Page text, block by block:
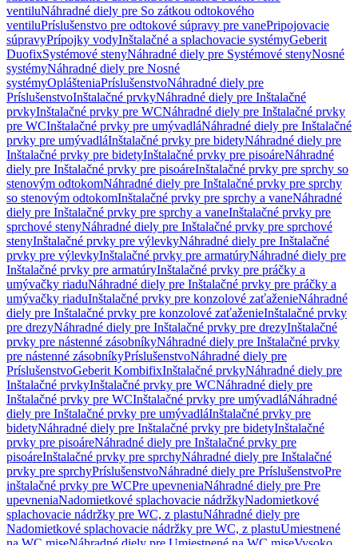
ventiluNáhradné diely pre So zátkou odtokového
ventiluPríslušenstvo pre odtokové súpravy pre vanePripojovacie
súpravyPrípojky vodyInštalačné a splachovacie systémyGeberit
DuofixSystémové stenyNáhradné diely pre Systémové stenyNosné
systémyNáhradné diely pre Nosné
systémyOplášteniaPríslušenstvoNáhradné diely pre
PríslušenstvoInštalačné prvkyNáhradné diely pre Inštalačné
prvkyInštalačné prvky pre WCNáhradné diely pre Inštalačné prvky
pre WCInštalačné prvky pre umývadláNáhradné diely pre Inštalačné
prvky pre umývadláInštalačné prvky pre bidetyNáhradné diely pre
Inštalačné prvky pre bidetyInštalačné prvky pre pisoáreNáhradné
diely pre Inštalačné prvky pre pisoáreInštalačné prvky pre sprchy so
stenovým odtokomNáhradné diely pre Inštalačné prvky pre sprchy
so stenovým odtokomInštalačné prvky pre sprchy a vaneNáhradné
diely pre Inštalačné prvky pre sprchy a vaneInštalačné prvky pre
sprchové stenyNáhradné diely pre Inštalačné prvky pre sprchové
stenyInštalačné prvky pre výlevkyNáhradné diely pre Inštalačné
prvky pre výlevkyInštalačné prvky pre armatúryNáhradné diely pre
Inštalačné prvky pre armatúryInštalačné prvky pre práčky a
umývačky riaduNáhradné diely pre Inštalačné prvky pre práčky a
umývačky riaduInštalačné prvky pre konzolové zaťaženieNáhradné
diely pre Inštalačné prvky pre konzolové zaťaženieInštalačné prvky
pre drezyNáhradné diely pre Inštalačné prvky pre drezyInštalačné
prvky pre nástenné zásobníkyNáhradné diely pre Inštalačné prvky
pre nástenné zásobníkyPríslušenstvoNáhradné diely pre
PríslušenstvoGeberit KombifixInštalačné prvkyNáhradné diely pre
Inštalačné prvkyInštalačné prvky pre WCNáhradné diely pre
Inštalačné prvky pre WCInštalačné prvky pre umývadláNáhradné
diely pre Inštalačné prvky pre umývadláInštalačné prvky pre
bidetyNáhradné diely pre Inštalačné prvky pre bidetyInštalačné
prvky pre pisoáreNáhradné diely pre Inštalačné prvky pre
pisoáreInštalačné prvky pre sprchyNáhradné diely pre Inštalačné
prvky pre sprchyPríslušenstvoNáhradné diely pre PríslušenstvoPre
inštalačné prvky pre WCPre upevneniaNáhradné diely pre Pre
upevneniaNadomietkové splachovacie nádržkyNadomietkové
splachovacie nádržky pre WC, z plastuNáhradné diely pre
Nadomietkové splachovacie nádržky pre WC, z plastuUmiestnené